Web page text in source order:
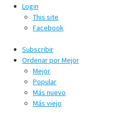
Login
This site
Facebook
Subscribir
Ordenar porMejor
Mejor
Popular
Más nuevo
Más viejo